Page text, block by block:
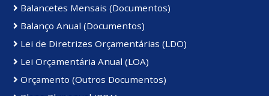
Balancetes Mensais (Documentos)
Balanço Anual (Documentos)
Lei de Diretrizes Orçamentárias (LDO)
Lei Orçamentária Anual (LOA)
Orçamento (Outros Documentos)